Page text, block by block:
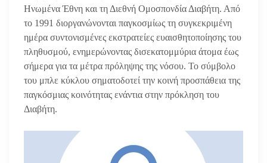
Ηνωμένα Έθνη και τη Διεθνή Ομοσπονδία Διαβήτη. Από
το 1991 διοργανώνονται παγκοσμίως τη συγκεκριμένη
ημέρα συντονισμένες εκστρατείες ευαισθητοποίησης του
πληθυσμού, ενημερώνοντας δισεκατομμύρια άτομα έως
σήμερα για τα μέτρα πρόληψης της νόσου. Το σύμβολο
του μπλε κύκλου σηματοδοτεί την κοινή προσπάθεια της
παγκόσμιας κοινότητας ενάντια στην πρόκληση του
Διαβήτη.